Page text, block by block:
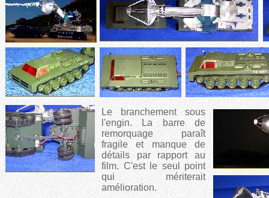
Le branchement sous
l'engin. La barre de
remorquage paraît
fragile et manque de
détails par rapport au
film. C'est le seul point
qui mériterait
amélioration.